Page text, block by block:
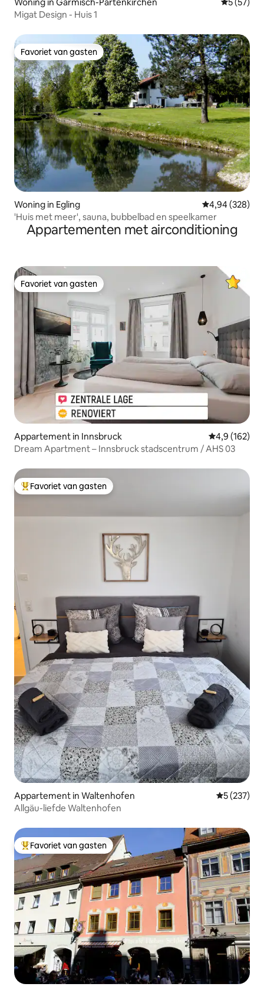
Migat Design - Huis 1
Favoriet van gasten
Favoriet van gasten
Woning in Egling Gemiddelde
4,94 (328)
'Huis met meer', sauna, bubbelbad en speelkamer
Appartementen met airconditioning
Favoriet van gasten
Favoriet van gasten
Appartement in Innsbruck Gemiddelde
4,9 (162)
Dream Apartment – Innsbruck stadscentrum / AHS 03
Topfavoriet van gasten
Favoriet van gasten
Appartement in Waltenhofen
5 (237)
Allgäu-liefde Waltenhofen
Topfavoriet van gasten
Favoriet van gasten